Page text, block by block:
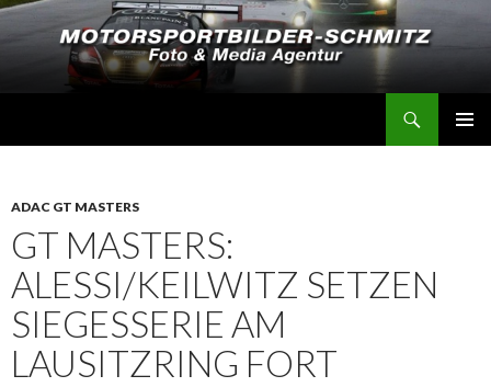
ADAC GT MASTERS
GT MASTERS:
ALESSI/KEILWITZ SETZEN
SIEGESSERIE AM
LAUSITZRING FORT